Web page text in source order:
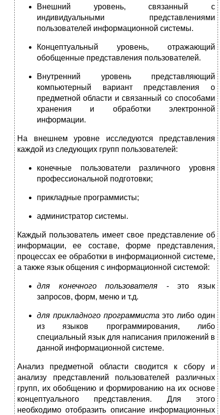
Внешний уровень, связанный с
индивидуальными представлениями
пользователей информационной системы.
Концептуальный уровень, отражающий
обобщенные представления пользователей.
Внутренний уровень представляющий
компьютерный вариант представления о
предметной области и связанный со способами
хранения и обработки электронной
информации.
На внешнем уровне исследуются представления
каждой из следующих групп пользователей:
конечные пользователи различного уровня
профессиональной подготовки;
прикладные программисты;
администратор системы.
Каждый пользователь имеет свое представление об
информации, ее составе, форме представления,
процессах ее обработки в информационной системе,
а также язык общения с информационной системой:
для конечного пользователя - это язык
запросов, форм, меню и т.д.
для прикладного программиста это либо один
из языков программирования, либо
специальный язык для написания приложений в
данной информационной системе.
Анализ предметной области сводится к сбору и
анализу представлений пользователей различных
групп, их обобщению и формированию на их основе
концептуального представления. Для этого
необходимо отобразить описание информационных